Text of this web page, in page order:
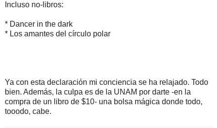
Incluso no-libros:
* Dancer in the dark
* Los amantes del círculo polar
Ya con esta declaración mi conciencia se ha relajado. Todo
bien. Además, la culpa es de la UNAM por darte -en la
compra de un libro de $10- una bolsa mágica donde todo,
tooodo, cabe.